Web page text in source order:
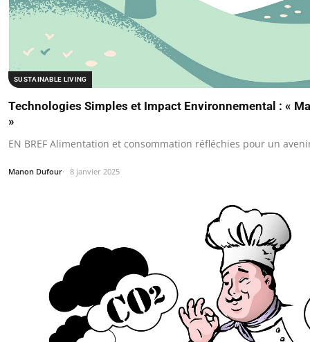
SUSTAINABLE LIVING
Technologies Simples et Impact Environnemental : «
»
EN BREF Alimentation et consommation réfléchies pour un
Manon Dufour 8 janvier 2025